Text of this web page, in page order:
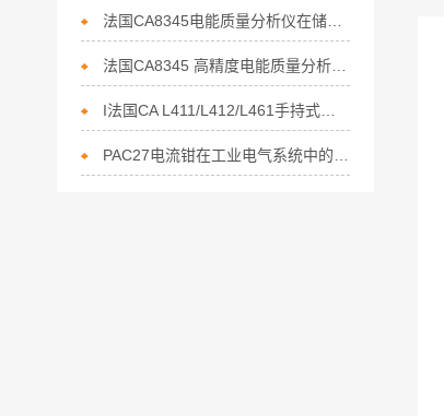
法国CA8345电能质量分析仪在储能行业电能管理的核心利器
法国CA8345 高精度电能质量分析仪赋能节能行业的精准监测利器
I法国CA L411/L412/L461手持式数据记录仪上市通知